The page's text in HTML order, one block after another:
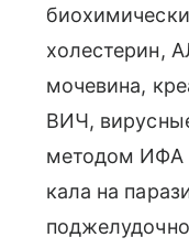
холестерин,
мочевина,
ВИЧ,
методом ИФА
кала на